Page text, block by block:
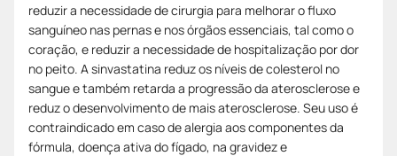
reduzir a necessidade de cirurgia para melhorar o fluxo
sanguíneo nas pernas e nos órgãos essenciais, tal como o
coração, e reduzir a necessidade de hospitalização por dor
no peito. A sinvastatina reduz os níveis de colesterol no
sangue e também retarda a progressão da aterosclerose e
reduz o desenvolvimento de mais aterosclerose. Seu uso é
contraindicado em caso de alergia aos componentes da
fórmula, doença ativa do fígado, na gravidez e